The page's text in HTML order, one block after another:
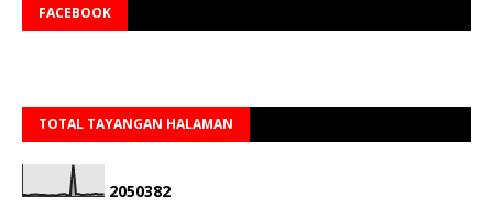
FACEBOOK
TOTAL TAYANGAN HALAMAN
2050382